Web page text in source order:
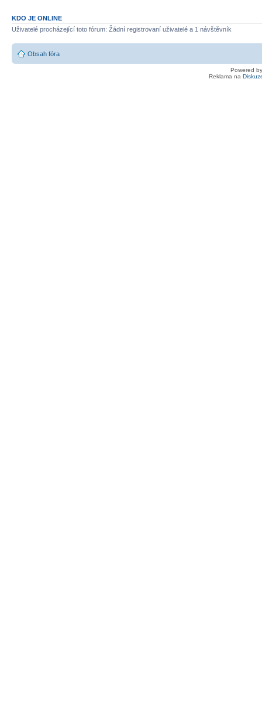
KDO JE ONLINE
Uživatelé procházející toto fórum: Žádní registrovaní uživatelé a 1 návštěvník
Obsah fóra
Powered
Reklama na